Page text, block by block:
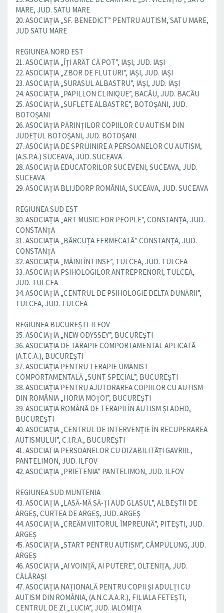
MARE, JUD. SATU MARE
20. ASOCIAȚIA „SF. BENEDICT” PENTRU AUTISM, SATU MARE,
JUD SATU MARE
REGIUNEA NORD EST
21. ASOCIAȚIA „ÎȚI ARĂT CĂ POT”, IAȘI, JUD. IAȘI
22. ASOCIAȚIA „ZBOR DE FLUTURI”, IAȘI, JUD. IAȘI
23. ASOCIAȚIA „SURASUL ALBASTRU”, IAȘI, JUD. IAȘI
24. ASOCIAȚIA „PAPILLON CLINIQUE”, BACĂU, JUD. BACĂU
25. ASOCIAȚIA „SUFLETE ALBASTRE”, BOTOȘANI, JUD.
BOTOȘANI
26. ASOCIAȚIA PĂRINȚILOR COPIILOR CU AUTISM DIN
JUDEȚUL BOTOȘANI, JUD. BOTOȘANI
27. ASOCIAȚIA DE SPRIJINIRE A PERSOANELOR CU AUTISM,
(A.S.P.A.) SUCEAVA, JUD. SUCEAVA
28. ASOCIAȚIA EDUCATORILOR SUCEVENI, SUCEAVA, JUD.
SUCEAVA
29. ASOCIAȚIA BLIJDORP ROMÂNIA, SUCEAVA, JUD. SUCEAVA
REGIUNEA SUD EST
30. ASOCIAȚIA „ART MUSIC FOR PEOPLE”, CONSTANȚA, JUD.
CONSTANȚA
31. ASOCIAȚIA „BĂRCUȚA FERMECATĂ” CONSTANȚA, JUD.
CONSTANȚA
32. ASOCIAȚIA „MÂINI ÎNTINSE”, TULCEA, JUD. TULCEA
33. ASOCIAȚIA PSIHOLOGILOR ANTREPRENORI, TULCEA,
JUD. TULCEA
34. ASOCIAȚIA „CENTRUL DE PSIHOLOGIE DELTA DUNĂRII”,
TULCEA, JUD. TULCEA
REGIUNEA BUCUREȘTI-ILFOV
35. ASOCIAȚIA „NEW ODYSSEY”, BUCUREȘTI
36. ASOCIAȚIA DE TARAPIE COMPORTAMENTAL APLICATĂ
(A.T.C.A.), BUCUREȘTI
37. ASOCIAȚIA PENTRU TERAPIE UMANIST
COMPORTAMENTALĂ „SUNT SPECIAL”, BUCUREȘTI
38. ASOCIAȚIA PENTRU AJUTORAREA COPIILOR CU AUTISM
DIN ROMÂNIA „HORIA MOȚOI”, BUCUREȘTI
39. ASOCIAȚIA ROMÂNĂ DE TERAPII ÎN AUTISM ȘI ADHD,
BUCUREȘTI
40. ASOCIAȚIA „CENTRUL DE INTERVENȚIE ÎN RECUPERAREA
AUTISMULUI”, C.I.R.A., BUCUREȘTI
41. ASOCIATIA PERSOANELOR CU DIZABILITĂȚI GAVRIIL,
PANTELIMON, JUD. ILFOV
42. ASOCIAȚIA „PRIETENIA” PANTELIMON, JUD. ILFOV
REGIUNEA SUD MUNTENIA
43. ASOCIAȚIA „LASĂ-MĂ SĂ-ȚI AUD GLASUL”, ALBEȘTII DE
ARGEȘ, CURTEA DE ARGEȘ, JUD. ARGEȘ
44. ASOCIAȚIA „CREĂM VIITORUL ÎMPREUNĂ”, PITEȘTI, JUD.
ARGEȘ
45. ASOCIAȚIA „START PENTRU AUTISM”, CÂMPULUNG, JUD.
ARGEȘ
46. ASOCIAȚIA „AI VOINȚĂ, AI PUTERE”, OLTENIȚA, JUD.
CĂLĂRAȘI
47. ASOCIAȚIA NAȚIONALĂ PENTRU COPII ȘI ADULȚI CU
AUTISM DIN ROMÂNIA, (A.N.C.A.A.R.), FILIALA FETEȘTI,
CENTRUL DE ZI „LUCIA”, JUD. IALOMIȚA